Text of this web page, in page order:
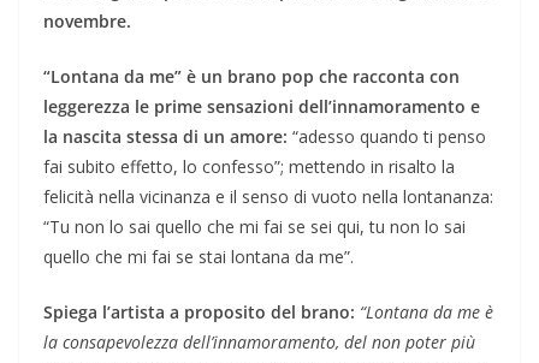
novembre.
“Lontana da me” è un brano pop che racconta con
leggerezza le prime sensazioni dell’innamoramento e
la nascita stessa di un amore: “adesso quando ti penso
fai subito effetto, lo confesso”; mettendo in risalto la
felicità nella vicinanza e il senso di vuoto nella lontananza:
“Tu non lo sai quello che mi fai se sei qui, tu non lo sai
quello che mi fai se stai lontana da me”.
Spiega l’artista a proposito del brano: “Lontana da me è
la consapevolezza dell’innamoramento, del non poter più